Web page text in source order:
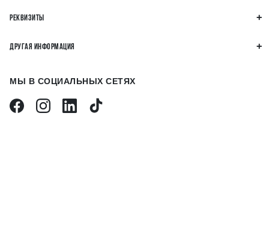
РЕКВИЗИТЫ
ДРУГАЯ ИНФОРМАЦИЯ
МЫ В СОЦИАЛЬНЫХ СЕТЯХ